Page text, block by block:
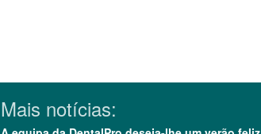
Mais notícias: